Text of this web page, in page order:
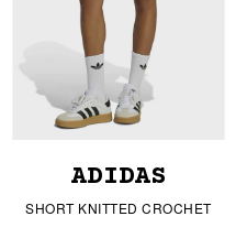
ADIDAS
SHORT KNITTED CROCHET